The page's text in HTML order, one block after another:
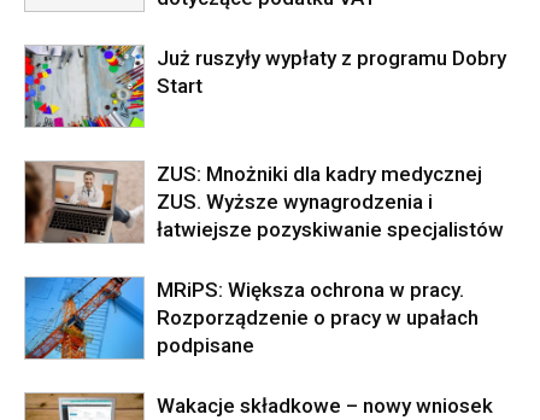
Już ruszyły wypłaty z programu Dobry
Start
ZUS: Mnożniki dla kadry medycznej
ZUS. Wyższe wynagrodzenia i
łatwiejsze pozyskiwanie specjalistów
MRiPS: Większa ochrona w pracy.
Rozporządzenie o pracy w upałach
podpisane
Wakacje składkowe – nowy wniosek